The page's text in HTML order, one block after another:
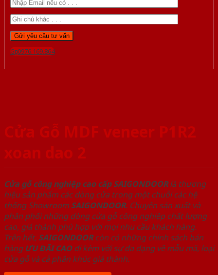
Gọi 0976.169.864
Cửa Gỗ MDF veneer P1R2
xoan dao 2
Cửa gỗ công nghiệp cao cấp SAIGONDOORlà thương
hiệu sản phẩm các dòng cửa trong một chuỗi các hệ
thống Showroom SAIGONDOOR. Chuyên sản xuất và
phân phối những dòng cửa gỗ công nghiệp chất lượng
cao, giá thành phù hợp với mọi nhu cầu khách hàng.
Trên hết, SAIGONDOORcòn có những chính sách bán
hàng ƯU ĐÃI CAOđi kèm với sự đa dạng về mẫu mã, loại
cửa gỗ và cả phân khúc giá thành.